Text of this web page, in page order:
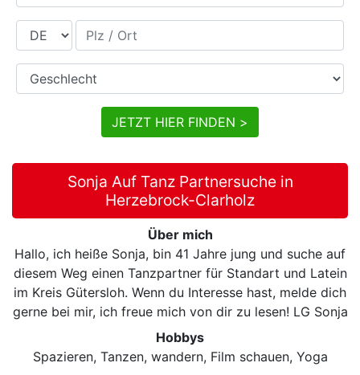
Land Plz / Ort
Geschlecht
JETZT HIER FINDEN >
Sonja Auf Tanz Partnersuche in
Herzebrock-Clarholz
Über mich
Hallo, ich heiße Sonja, bin 41 Jahre jung und suche auf
diesem Weg einen Tanzpartner für Standart und Latein
im Kreis Gütersloh. Wenn du Interesse hast, melde dich
gerne bei mir, ich freue mich von dir zu lesen! LG Sonja
Hobbys
Spazieren, Tanzen, wandern, Film schauen, Yoga